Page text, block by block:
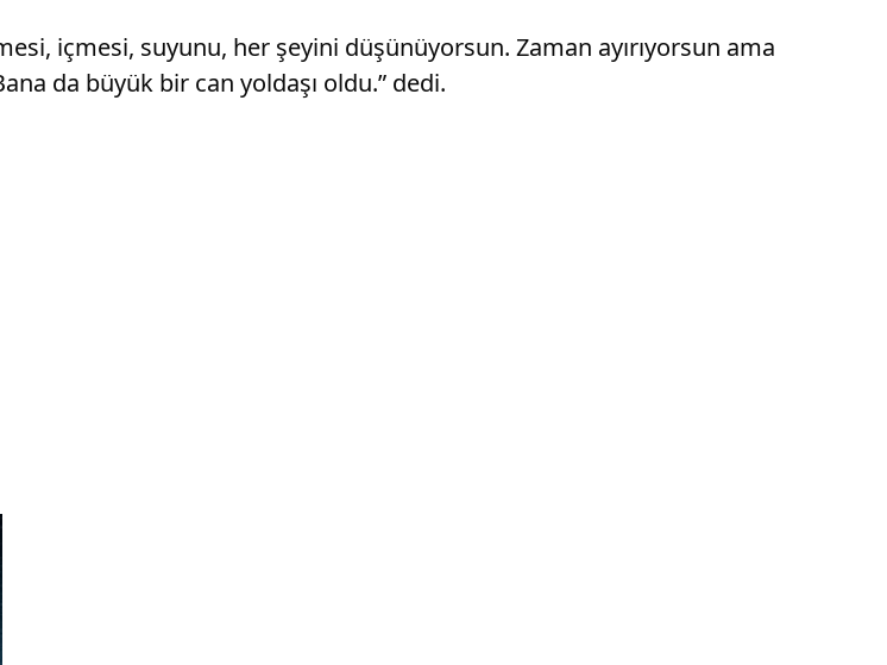
içmesi, suyunu, her şeyini düşünüyorsun. Zaman ayırıyorsun ama
da büyük bir can yoldaşı oldu.” dedi.